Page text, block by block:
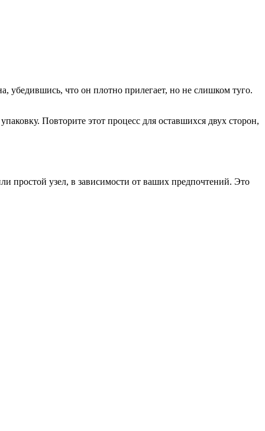
убедившись, что он плотно прилегает, но не слишком туго.
Повторите этот процесс для оставшихся двух сторон,
простой узел, в зависимости от ваших предпочтений. Это